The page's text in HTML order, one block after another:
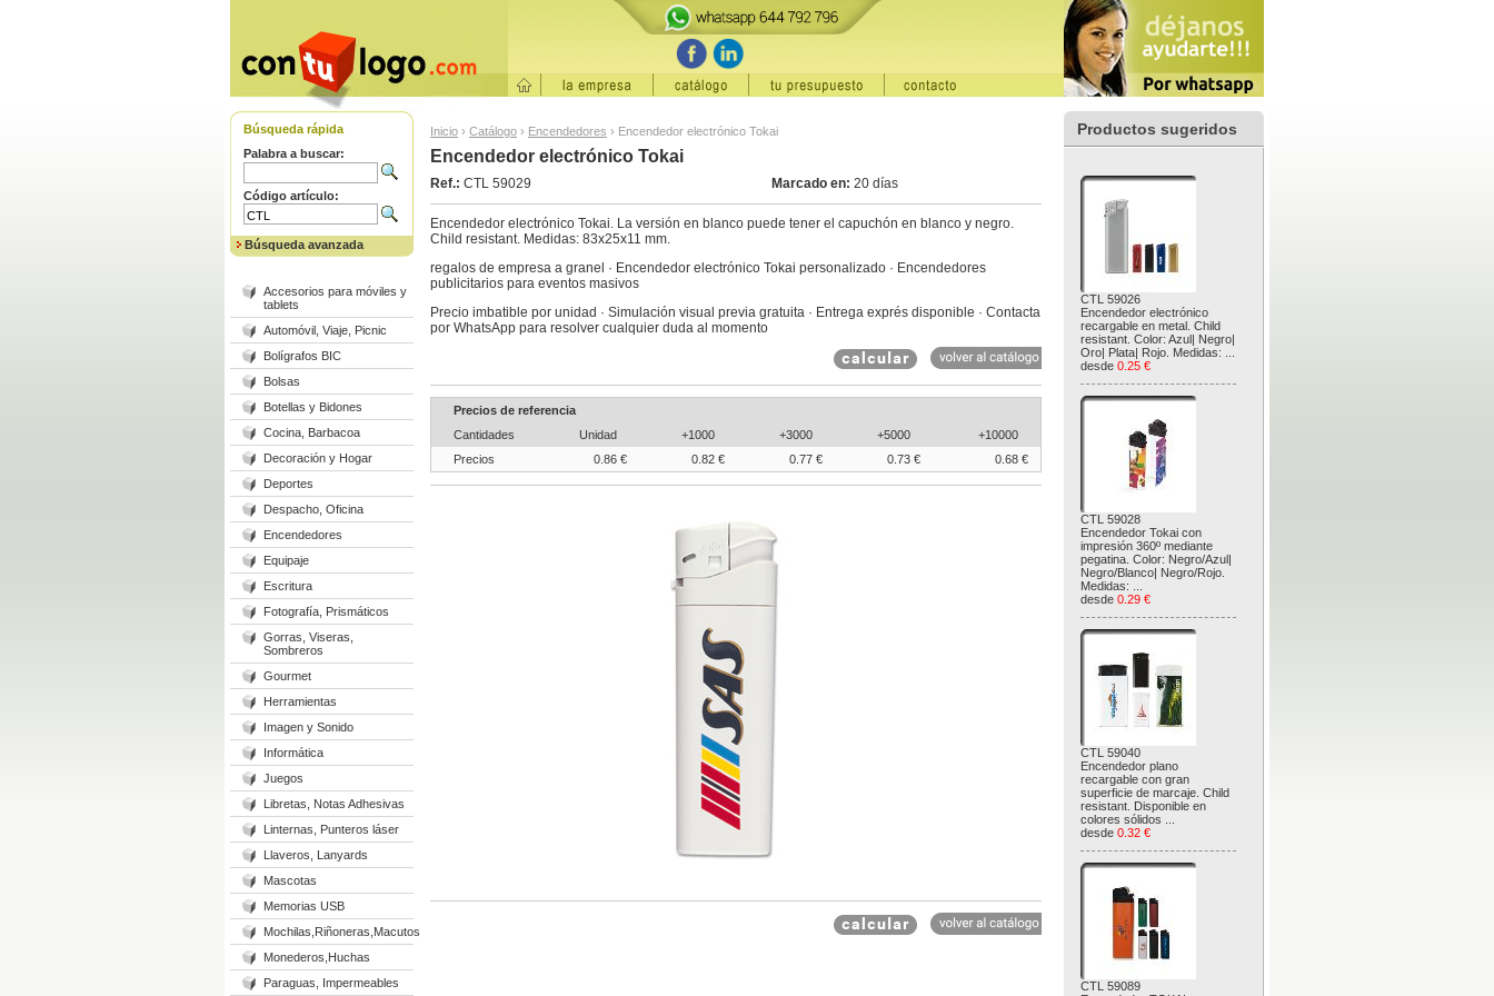
Búsqueda rápida
Palabra a buscar:
Código artículo:
Búsqueda avanzada
Accesorios para móviles y
tablets
Automóvil, Viaje, Picnic
Bolígrafos BIC
Bolsas
Botellas y Bidones
Cocina, Barbacoa
Decoración y Hogar
Deportes
Despacho, Oficina
Encendedores
Equipaje
Escritura
Fotografía, Prismáticos
Gorras, Viseras,
Sombreros
Gourmet
Herramientas
Imagen y Sonido
Informática
Juegos
Libretas, Notas Adhesivas
Linternas, Punteros láser
Llaveros, Lanyards
Mascotas
Memorias USB
Mochilas,Riñoneras,Macutos
Monederos,Huchas
Paraguas, Impermeables
Inicio › Catálogo › Encendedores › Encendedor electrónico Tokai
Encendedor electrónico Tokai
Ref.: CTL 59029 Marcado en: 20 días
Encendedor electrónico Tokai. La versión en blanco puede tener el capuchón en blanco y negro.
Child resistant. Medidas: 83x25x11 mm.
regalos de empresa a granel · Encendedor electrónico Tokai personalizado · Encendedores
publicitarios para eventos masivos
Precio imbatible por unidad · Simulación visual previa gratuita · Entrega exprés disponible · Contacta
por WhatsApp para resolver cualquier duda al momento
Precios de referencia
Cantidades
Unidad +1000 +3000 +5000
+10000
Precios
0.86 € 0.82 € 0.77 € 0.73 € 0.68 €
Productos sugeridos
CTL 59026
Encendedor electrónico
recargable en metal. Child
resistant. Color: Azul| Negro|
Oro| Plata| Rojo. Medidas: ...
desde 0.25 €
CTL 59028
Encendedor Tokai con
impresión 360º mediante
pegatina. Color: Negro/Azul|
Negro/Blanco| Negro/Rojo.
Medidas: ...
desde 0.29 €
CTL 59040
Encendedor plano
recargable con gran
superficie de marcaje. Child
resistant. Disponible en
colores sólidos ...
desde 0.32 €
CTL 59089